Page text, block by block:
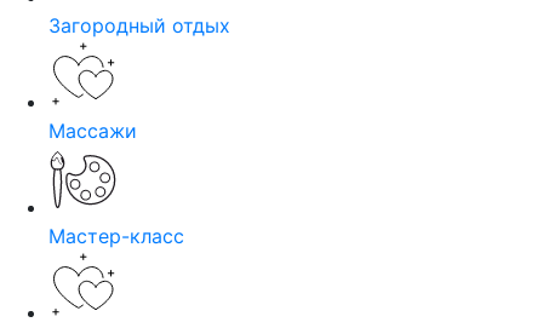
Загородный отдых
Массажи
Мастер-класс